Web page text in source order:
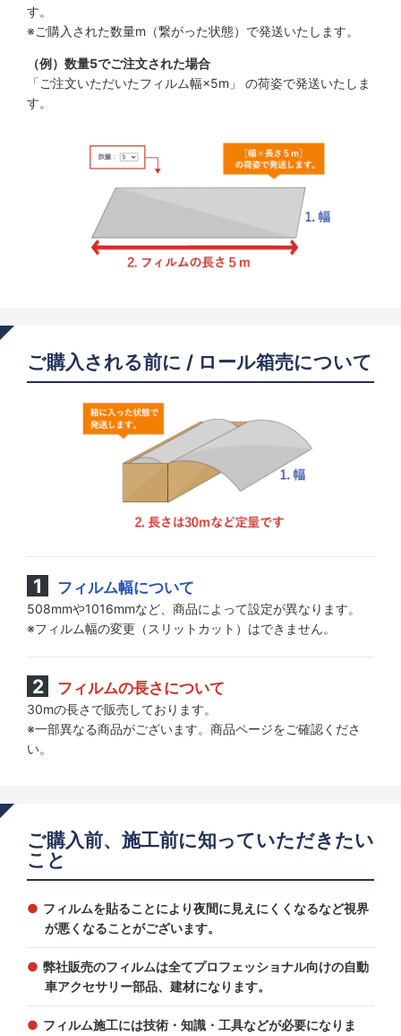
す。
※ご購入された数量m（繋がった状態）で発送いたします。
（例）数量5でご注文された場合
「ご注文いただいたフィルム幅×5m」 の荷姿で発送いたしま
す。
ご購入される前に / ロール箱売について
フィルム幅について
508mmや1016mmなど、商品によって設定が異なります。
※フィルム幅の変更（スリットカット）はできません。
フィルムの長さについて
30mの長さで販売しております。
※一部異なる商品がございます。商品ページをご確認くださ
い。
ご購入前、施工前に知っていただきたい
こと
フィルムを貼ることにより夜間に見えにくくなるなど視界
が悪くなることがございます。
弊社販売のフィルムは全てプロフェッショナル向けの自動
車アクセサリー部品、建材になります。
フィルム施工には技術・知識・工具などが必要になりま